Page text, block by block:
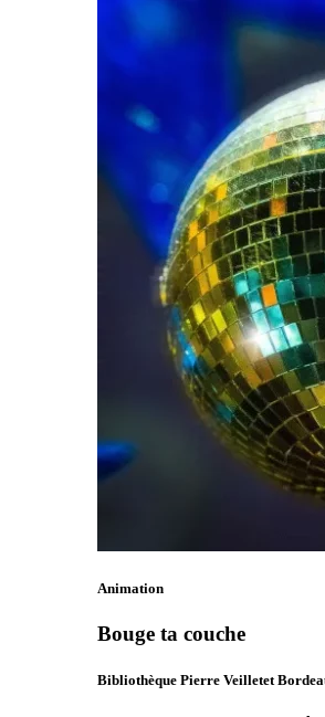
Animation
Bouge ta couche
Bibliothèque Pierre Veilletet